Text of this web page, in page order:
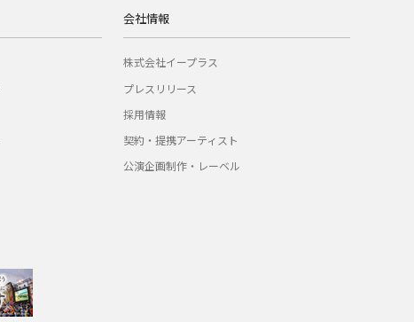
会社情報
株式会社イープラス
プレスリリース
採用情報
契約・提携アーティスト
公演企画制作・レーベル